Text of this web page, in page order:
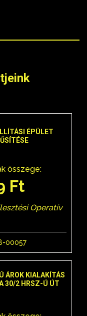
ÉPÜLET
összege:
Ft
Operatív
00057
ÁROK KIALAKÍTÁS
30/2 HRSZ-Ú ÚT